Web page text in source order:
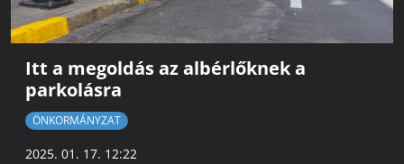
Itt a megoldás az albérlőknek a
parkolásra
ÖNKORMÁNYZAT
2025. 01. 17. 12:22